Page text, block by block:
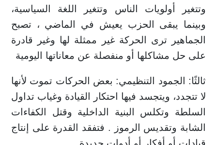
وتتغير أولويات الناس وتتغير اللغة السياسية،
وبينما يبقى الحزب يعيش في الماضي ، تصبح
الجماهير ترى الحركة غير ممثلة لها وغير قادرة
على حل مشاكلها أو منفصلة عن معاناتها اليومية
ثالثًا: الجمود التنظيمي: بعض الحركات تموت لأنها
لا تتجدد، ويتجسد فيها احتكار القيادة وغياب تداول
السلطة وتكلس البنية الداخلية وقتل الكفاءات
الشابة وتقديس الرموز . فتفقد القدرة على إنتاج